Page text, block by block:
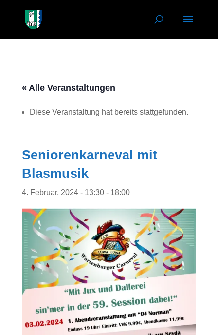
« Alle Veranstaltungen
Diese Veranstaltung hat bereits stattgefunden.
Seniorenkarneval mit
Blasmusik
4. Februar, 2024 - 13:30- 18:00